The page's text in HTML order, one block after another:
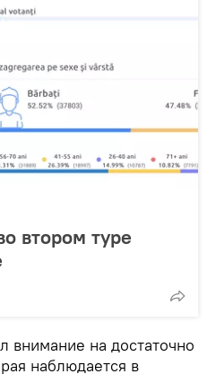
втором туре
внимание на достаточно
наблюдается в